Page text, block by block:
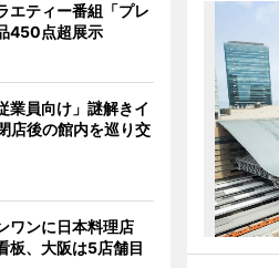
エティー番組「プレ
450点超展示
業員向け」謎解きイ
後の館内を巡り交
ワンに日本料理店
板、大阪は5店舗目